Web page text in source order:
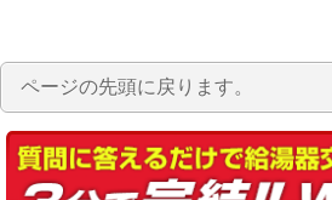
ページの先頭に戻ります。